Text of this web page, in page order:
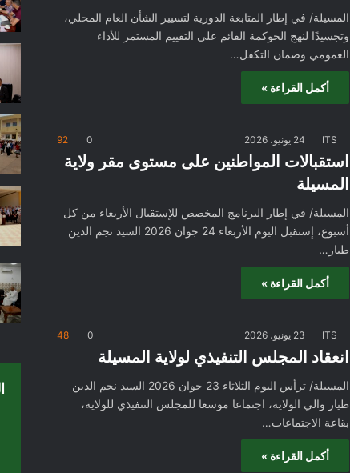
المسيلة/ في إطار المتابعة الدورية لتسيير الشأن العام المحلي،
وتجسيدًا لنهج الحوكمة القائم على التقييم المستمر للأداء
العمومي وضمان التكفل…
أكمل القراءة »
ITS 24 يونيو، 2026 0
92
استقبالات المواطنين على مستوى مقر ولاية
المسيلة
المسيلة/ في إطار البرنامج المخصص للإستقبال الأربعاء من كل
أسبوع، إستقبل اليوم الأربعاء 24 جوان 2026 السيد نجم الدين
طيار…
أكمل القراءة »
ITS 23 يونيو، 2026 0
48
انعقاد المجلس التنفيذي لولاية المسيلة
المسيلة/ ترأس اليوم الثلاثاء 23 جوان 2026 السيد نجم الدين
طيار والي الولاية، اجتماعا موسعا للمجلس التنفيذي للولاية،
بقاعة الاجتماعات…
أكمل القراءة »